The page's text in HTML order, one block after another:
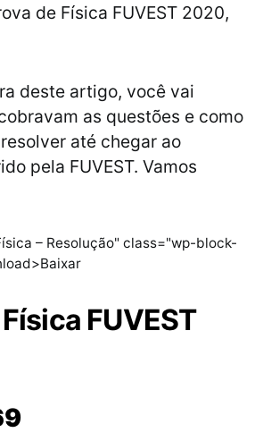
de Física FUVEST 2020,
deste artigo, você vai
as questões e como
até chegar ao
pela FUVEST. Vamos
– Resolução" class="wp-block-
FUVEST